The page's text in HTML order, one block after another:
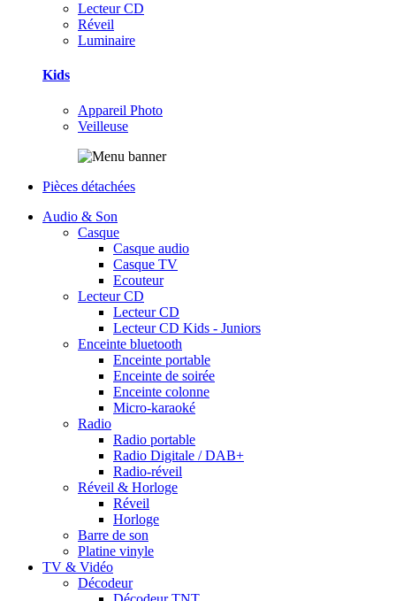
Lecteur CD
Réveil
Luminaire
Kids
Appareil Photo
Veilleuse
Pièces détachées
Audio & Son
Casque
Casque audio
Casque TV
Ecouteur
Lecteur CD
Lecteur CD
Lecteur CD Kids - Juniors
Enceinte bluetooth
Enceinte portable
Enceinte de soirée
Enceinte colonne
Micro-karaoké
Radio
Radio portable
Radio Digitale / DAB+
Radio-réveil
Réveil & Horloge
Réveil
Horloge
Barre de son
Platine vinyle
TV & Vidéo
Décodeur